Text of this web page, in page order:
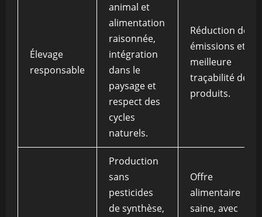
Élevage
responsable
animal et
alimentation
raisonnée,
intégration
dans le
paysage et
respect des
cycles
naturels.
Réduction des
émissions et
meilleure
traçabilité des
produits.
Production
sans
pesticides
de synthèse,
Offre
alimentaire
saine, avec